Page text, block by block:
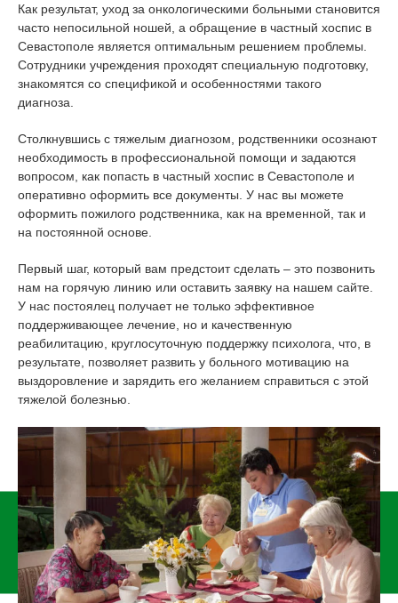
Как результат, уход за онкологическими больными становится
часто непосильной ношей, а обращение в частный хоспис в
Севастополе является оптимальным решением проблемы.
Сотрудники учреждения проходят специальную подготовку,
знакомятся со спецификой и особенностями такого
диагноза.
Столкнувшись с тяжелым диагнозом, родственники осознают
необходимость в профессиональной помощи и задаются
вопросом, как попасть в частный хоспис в Севастополе и
оперативно оформить все документы. У нас вы можете
оформить пожилого родственника, как на временной, так и
на постоянной основе.
Первый шаг, который вам предстоит сделать – это позвонить
нам на горячую линию или оставить заявку на нашем сайте.
У нас постоялец получает не только эффективное
поддерживающее лечение, но и качественную
реабилитацию, круглосуточную поддержку психолога, что, в
результате, позволяет развить у больного мотивацию на
выздоровление и зарядить его желанием справиться с этой
тяжелой болезнью.